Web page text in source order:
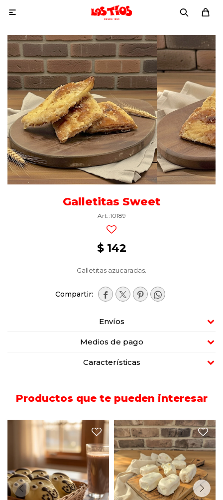

Galletitas Sweet
10189
$ 142
Galletitas azucaradas.
   
Envíos
Medios de pago
Características
Productos que te pueden interesar
Gallettitas decoradas con
motivos infantiles o de
festividades.
Bastoncitos de anís
glaseados con merengue.